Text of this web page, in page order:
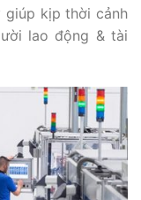
kịp thời cảnh
lao động & tài